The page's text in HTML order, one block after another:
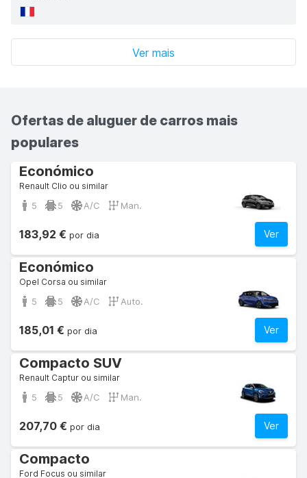
Ver mais
Ofertas de aluguer de carros mais
populares
Económico
Renault Clio ou similar
5 5 A/C Man.
Ver
183,92 € por dia
Económico
Opel Corsa ou similar
5 5 A/C Auto.
Ver
185,01 € por dia
Compacto SUV
Renault Captur ou similar
5 5 A/C Man.
Ver
207,70 € por dia
Compacto
Ford Focus ou similar